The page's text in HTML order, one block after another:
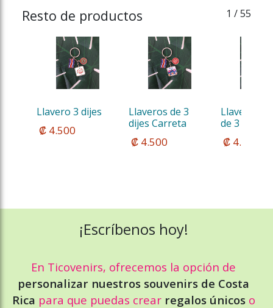
Resto de productos 1 / 55
Llavero 3 dijes
₡ 4.500
Llaveros de 3
dijes Carreta
₡ 4.500
Llavero
de 3 dijes
₡ 4.500
¡Escríbenos hoy!
En Ticovenirs, ofrecemos la opción de
personalizar nuestros souvenirs de Costa
Rica para que puedas crear regalos únicos o